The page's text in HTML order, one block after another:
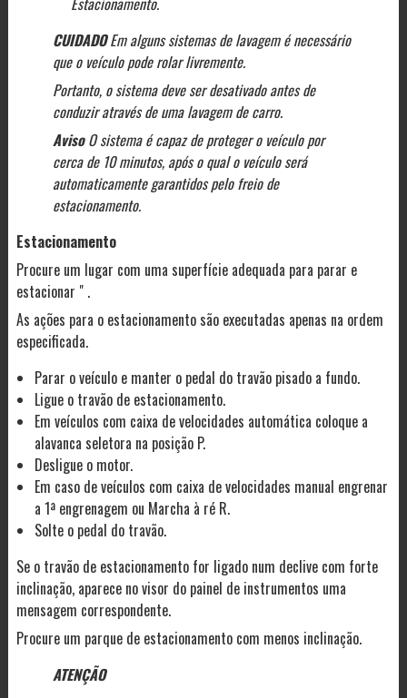
CUIDADOEm alguns sistemas de lavagem é necessário
que o veículo pode rolar livremente.
Portanto, o sistema deve ser desativado antes de
conduzir através de uma lavagem de carro.
AvisoO sistema é capaz de proteger o veículo por
cerca de 10 minutos, após o qual o veículo será
automaticamente garantidos pelo freio de
estacionamento.
Estacionamento
Procure um lugar com uma superfície adequada para parar e
estacionar " .
As ações para o estacionamento são executadas apenas na ordem
especificada.
Parar o veículo e manter o pedal do travão pisado a fundo.
Ligue o travão de estacionamento.
Em veículos com caixa de velocidades automática coloque a
alavanca seletora na posição P.
Desligue o motor.
Em caso de veículos com caixa de velocidades manual engrenar
a 1ª engrenagem ou Marcha à ré R.
Solte o pedal do travão.
Se o travão de estacionamento for ligado num declive com forte
inclinação, aparece no visor do painel de instrumentos uma
mensagem correspondente.
Procure um parque de estacionamento com menos inclinação.
ATENÇÃO